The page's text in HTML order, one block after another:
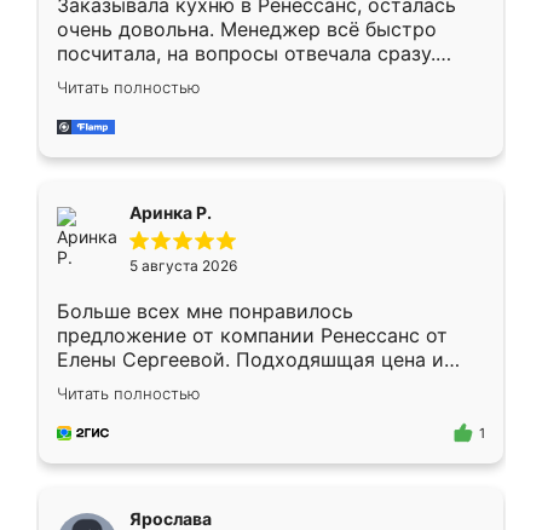
Заказывала кухню в Ренессанс, осталась
очень довольна. Менеджер всё быстро
посчитала, на вопросы отвечала сразу.
Замерщик приехал в субботу, подошёл к
делу со всей ответственностью. Собрали
за день, ребята работали аккуратно, даже
Читать полностью
Аринка Р.
5 августа 2026
Больше всех мне понравилось
предложение от компании Ренессанс от
Елены Сергеевой. Подходяшщая цена и
короткие сроки изготовления. Приехавший
для замера сотрудник Владислав
предложил по моему эскизу самый
Читать полностью
1
Ярослава